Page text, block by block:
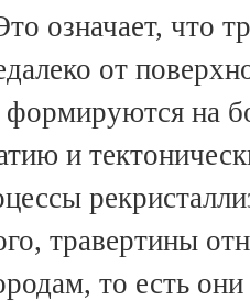
означает, что
от
на
и
травертины
то есть